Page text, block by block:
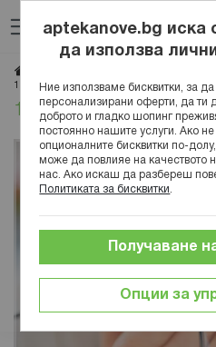
към
съдържанието
17 възможни причини за замъглено
17 възможни причини
aptekanove.bg иска
да използва
Ние използваме бисквитки, за
персонализирани оферти, да ти
доброто и гладко шопинг
постоянно нашите услуги. Ако
опционалните бисквитки по-
може да повлияе на качеството
нас. Ако искаш да разбереш
Политиката за бисквитки
Опции за
Получаване